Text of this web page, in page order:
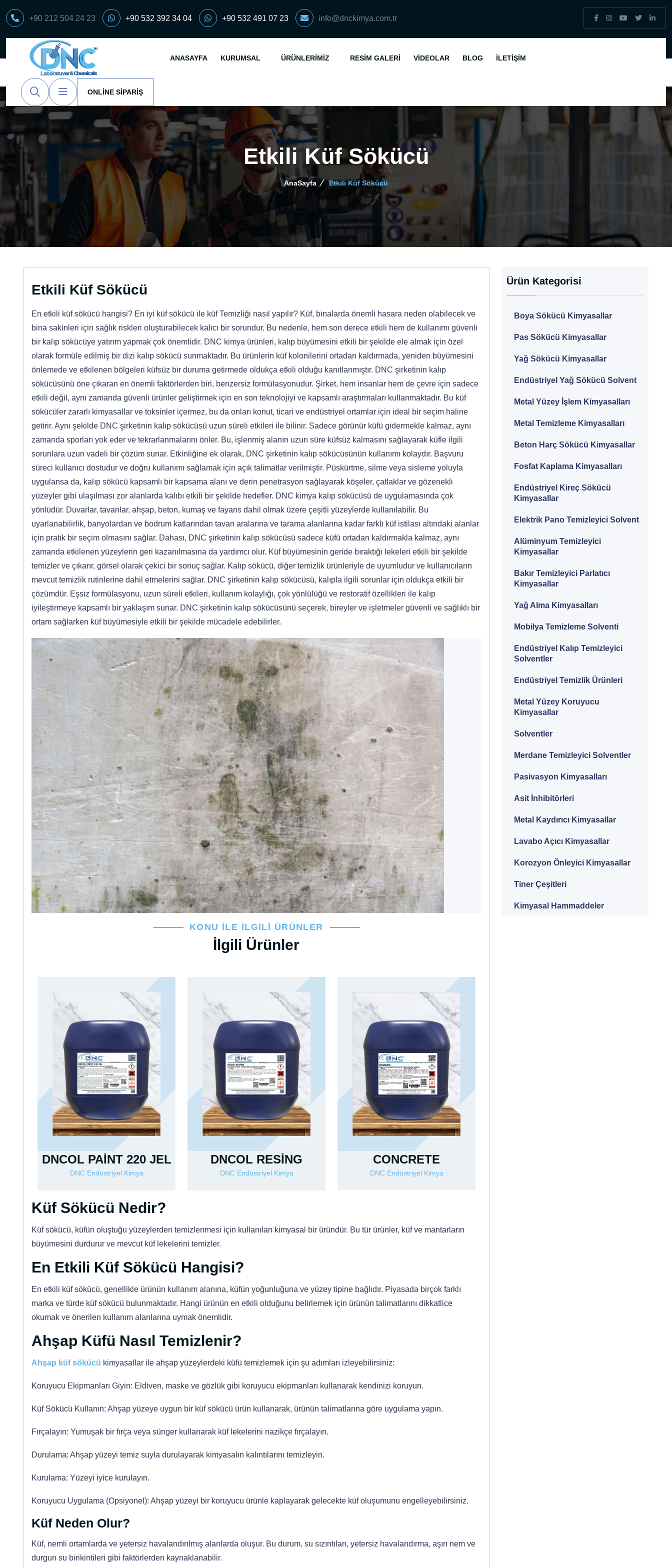
+90 212 504 24 23 +90 532 392 34 04 +90 532 491 07 23 info@dnckimya.com.tr
ANASAYFA KURUMSAL ÜRÜNLERIMIZ RESIM GALERI VIDEOLAR BLOG İLETIŞIM
ONLINE SIPARIŞ
Etkili Küf Sökücü
AnaSayfa Etkili Küf Sökücü
Etkili Küf Sökücü
En etkili küf sökücü hangisi? En iyi küf sökücü ile küf Temizliği nasıl yapılır? Küf, binalarda önemli hasara neden olabilecek ve
bina sakinleri için sağlık riskleri oluşturabilecek kalıcı bir sorundur. Bu nedenle, hem son derece etkili hem de kullanımı güvenli
bir kalıp sökücüye yatırım yapmak çok önemlidir. DNC kimya ürünleri, kalıp büyümesini etkili bir şekilde ele almak için özel
olarak formüle edilmiş bir dizi kalıp sökücü sunmaktadır. Bu ürünlerin küf kolonilerini ortadan kaldırmada, yeniden büyümesini
önlemede ve etkilenen bölgeleri küfsüz bir duruma getirmede oldukça etkili olduğu kanıtlanmıştır. DNC şirketinin kalıp
sökücüsünü öne çıkaran en önemli faktörlerden biri, benzersiz formülasyonudur. Şirket, hem insanlar hem de çevre için sadece
etkili değil, aynı zamanda güvenli ürünler geliştirmek için en son teknolojiyi ve kapsamlı araştırmaları kullanmaktadır. Bu küf
sökücüler zararlı kimyasallar ve toksinler içermez, bu da onları konut, ticari ve endüstriyel ortamlar için ideal bir seçim haline
getirir. Aynı şekilde DNC şirketinin kalıp sökücüsü uzun süreli etkileri ile bilinir. Sadece görünür küfü gidermekle kalmaz, aynı
zamanda sporları yok eder ve tekrarlanmalarını önler. Bu, işlenmiş alanın uzun süre küfsüz kalmasını sağlayarak küfle ilgili
sorunlara uzun vadeli bir çözüm sunar. Etkinliğine ek olarak, DNC şirketinin kalıp sökücüsünün kullanımı kolaydır. Başvuru
süreci kullanıcı dostudur ve doğru kullanımı sağlamak için açık talimatlar verilmiştir. Püskürtme, silme veya sisleme yoluyla
uygulansa da, kalıp sökücü kapsamlı bir kapsama alanı ve derin penetrasyon sağlayarak köşeler, çatlaklar ve gözenekli
yüzeyler gibi ulaşılması zor alanlarda kalıbı etkili bir şekilde hedefler. DNC kimya kalıp sökücüsü de uygulamasında çok
yönlüdür. Duvarlar, tavanlar, ahşap, beton, kumaş ve fayans dahil olmak üzere çeşitli yüzeylerde kullanılabilir. Bu
uyarlanabilirlik, banyolardan ve bodrum katlarından tavan aralarına ve tarama alanlarına kadar farklı küf istilası altındaki alanlar
için pratik bir seçim olmasını sağlar. Dahası, DNC şirketinin kalıp sökücüsü sadece küfü ortadan kaldırmakla kalmaz, aynı
zamanda etkilenen yüzeylerin geri kazanılmasına da yardımcı olur. Küf büyümesinin geride bıraktığı lekeleri etkili bir şekilde
temizler ve çıkarır, görsel olarak çekici bir sonuç sağlar. Kalıp sökücü, diğer temizlik ürünleriyle de uyumludur ve kullanıcıların
mevcut temizlik rutinlerine dahil etmelerini sağlar. DNC şirketinin kalıp sökücüsü, kalıpla ilgili sorunlar için oldukça etkili bir
çözümdür. Eşsiz formülasyonu, uzun süreli etkileri, kullanım kolaylığı, çok yönlülüğü ve restoratif özellikleri ile kalıp
iyileştirmeye kapsamlı bir yaklaşım sunar. DNC şirketinin kalıp sökücüsünü seçerek, bireyler ve işletmeler güvenli ve sağlıklı bir
ortam sağlarken küf büyümesiyle etkili bir şekilde mücadele edebilirler.
KONU İLE İLGILI ÜRÜNLER
İlgili Ürünler
DNCOL PAİNT 220 JEL
DNC Endüstriyel Kimya
DNCOL RESİNG
DNC Endüstriyel Kimya
CONCRETE
DNC Endüstriyel Kimya
Küf Sökücü Nedir?
Küf sökücü, küfün oluştuğu yüzeylerden temizlenmesi için kullanılan kimyasal bir üründür. Bu tür ürünler, küf ve mantarların
büyümesini durdurur ve mevcut küf lekelerini temizler.
En Etkili Küf Sökücü Hangisi?
En etkili küf sökücü, genellikle ürünün kullanım alanına, küfün yoğunluğuna ve yüzey tipine bağlıdır. Piyasada birçok farklı
marka ve türde küf sökücü bulunmaktadır. Hangi ürünün en etkili olduğunu belirlemek için ürünün talimatlarını dikkatlice
okumak ve önerilen kullanım alanlarına uymak önemlidir.
Ahşap Küfü Nasıl Temizlenir?
Ahşap küf sökücü kimyasallar ile ahşap yüzeylerdeki küfü temizlemek için şu adımları izleyebilirsiniz:
Koruyucu Ekipmanları Giyin: Eldiven, maske ve gözlük gibi koruyucu ekipmanları kullanarak kendinizi koruyun.
Küf Sökücü Kullanın: Ahşap yüzeye uygun bir küf sökücü ürün kullanarak, ürünün talimatlarına göre uygulama yapın.
Fırçalayın: Yumuşak bir fırça veya sünger kullanarak küf lekelerini nazikçe fırçalayın.
Durulama: Ahşap yüzeyi temiz suyla durulayarak kimyasalın kalıntılarını temizleyin.
Kurulama: Yüzeyi iyice kurulayın.
Koruyucu Uygulama (Opsiyonel): Ahşap yüzeyi bir koruyucu ürünle kaplayarak gelecekte küf oluşumunu engelleyebilirsiniz.
Küf Neden Olur?
Küf, nemli ortamlarda ve yetersiz havalandırılmış alanlarda oluşur. Bu durum, su sızıntıları, yetersiz havalandırma, aşırı nem ve
durgun su birikintileri gibi faktörlerden kaynaklanabilir.
Ürün Kategorisi
Boya Sökücü Kimyasallar
Pas Sökücü Kimyasallar
Yağ Sökücü Kimyasallar
Endüstriyel Yağ Sökücü Solvent
Metal Yüzey İşlem Kimyasalları
Metal Temizleme Kimyasalları
Beton Harç Sökücü Kimyasallar
Fosfat Kaplama Kimyasalları
Endüstriyel Kireç Sökücü
Kimyasallar
Elektrik Pano Temizleyici Solvent
Alüminyum Temizleyici
Kimyasallar
Bakır Temizleyici Parlatıcı
Kimyasallar
Yağ Alma Kimyasalları
Mobilya Temizleme Solventi
Endüstriyel Kalıp Temizleyici
Solventler
Endüstriyel Temizlik Ürünleri
Metal Yüzey Koruyucu
Kimyasallar
Solventler
Merdane Temizleyici Solventler
Pasivasyon Kimyasalları
Asit İnhibitörleri
Metal Kaydırıcı Kimyasallar
Lavabo Açıcı Kimyasallar
Korozyon Önleyici Kimyasallar
Tiner Çeşitleri
Kimyasal Hammaddeler